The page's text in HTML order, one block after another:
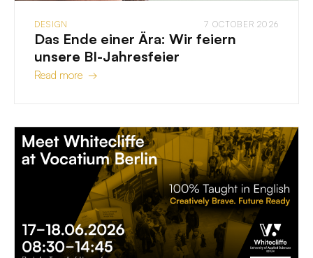
DESIGN 7 OCTOBER 2026
Das Ende einer Ära: Wir feiern
unsere BI-Jahresfeier
Read more →